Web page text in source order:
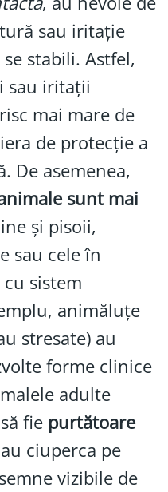
sau iritație
stabili. Astfel,
sau iritații
mai mare de
de protecție a
De asemenea,
sunt mai
și pisoii,
sau cele în
sistem
animăluțe
stresate) au
forme clinice
adulte
fie purtătoare
ciuperca pe
vizibile de